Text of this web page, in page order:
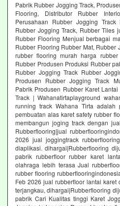
Pabrik Rubber Jogging Track,
Flooring, Distributor Rubber
Perusahaan Rubber Jogging
Rubber Jogging Track, Rubber Tiles
Rubber Flooring Menjual berbagai
Rubber Flooring Rubber Mat, Rubber
rubber flooring murah harga
Rubber Produsen Produksi Rubber
Rubber Jogging Track Rubber
Produsen Rubber Jogging Track
Pabrik Produsen Rubber Karet
Track | Wahanatirtaplayground
running track Wahana Tirta adalah
pembuatan alas karet safety rubber
membangun joging track dengan
Rubberflooring|jual
2026 jual joggingtrack
diaplikasi. dihargai|Rubberflooring
pabrik rubberfloor rubber karet
olahraga lebih terasa Jual
rubber flooring
Feb 2026 jual rubberfloor lantai
terjangkau, dihargai|Rubberflooring
pabrik Cari Kualitas tinggi Karet